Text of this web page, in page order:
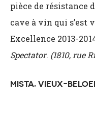
pièce de résistance
cave à vin qui s’est
Excellence 2013-
Spectator. (1810, rue
MISTA, VIEUX-